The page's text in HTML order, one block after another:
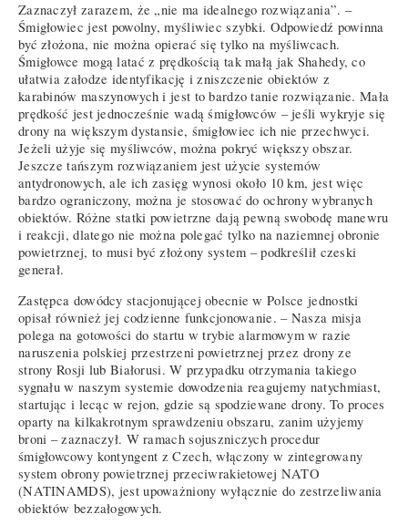
Zaznaczył zarazem, że „nie ma idealnego rozwiązania”. –
Śmigłowiec jest powolny, myśliwiec szybki. Odpowiedź powinna
być złożona, nie można opierać się tylko na myśliwcach.
Śmigłowce mogą latać z prędkością tak małą jak Shahedy, co
ułatwia załodze identyfikację i zniszczenie obiektów z
karabinów maszynowych i jest to bardzo tanie rozwiązanie. Mała
prędkość jest jednocześnie wadą śmigłowców – jeśli wykryje się
drony na większym dystansie, śmigłowiec ich nie przechwyci.
Jeżeli użyje się myśliwców, można pokryć większy obszar.
Jeszcze tańszym rozwiązaniem jest użycie systemów
antydronowych, ale ich zasięg wynosi około 10 km, jest więc
bardzo ograniczony, można je stosować do ochrony wybranych
obiektów. Różne statki powietrzne dają pewną swobodę manewru
i reakcji, dlatego nie można polegać tylko na naziemnej obronie
powietrznej, to musi być złożony system – podkreślił czeski
generał.
Zastępca dowódcy stacjonującej obecnie w Polsce jednostki
opisał również jej codzienne funkcjonowanie. – Nasza misja
polega na gotowości do startu w trybie alarmowym w razie
naruszenia polskiej przestrzeni powietrznej przez drony ze
strony Rosji lub Białorusi. W przypadku otrzymania takiego
sygnału w naszym systemie dowodzenia reagujemy natychmiast,
startując i lecąc w rejon, gdzie są spodziewane drony. To proces
oparty na kilkakrotnym sprawdzeniu obszaru, zanim użyjemy
broni – zaznaczył. W ramach sojuszniczych procedur
śmigłowcowy kontyngent z Czech, włączony w zintegrowany
system obrony powietrznej przeciwrakietowej NATO
(NATINAMDS), jest upoważniony wyłącznie do zestrzeliwania
obiektów bezzałogowych.